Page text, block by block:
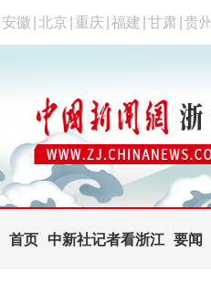
安徽 北京 重庆 福建 甘肃 贵州
首页 中新社记者看浙江 要闻